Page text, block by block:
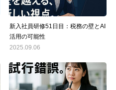
新入社員研修51日目：税務の壁とAI
活用の可能性
2025.09.06